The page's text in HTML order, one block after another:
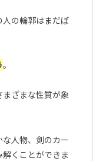
人の輪郭はまだぼ
。
ざまな性質が象
人物、剣のカー
くことができま